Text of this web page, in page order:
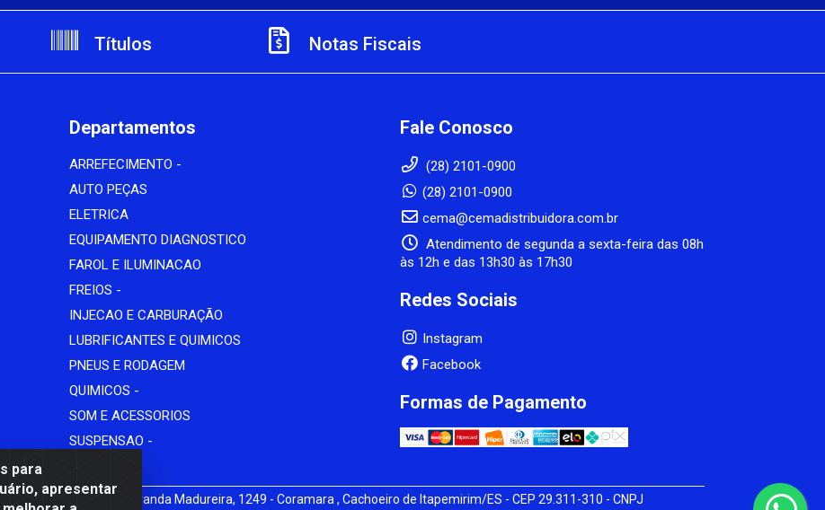
para
apresentar
Títulos Notas Fiscais
Departamentos
ARREFECIMENTO -
AUTO PEÇAS
ELETRICA
EQUIPAMENTO DIAGNOSTICO
FAROL E ILUMINACAO
FREIOS -
INJECAO E CARBURAÇÃO
LUBRIFICANTES E QUIMICOS
PNEUS E RODAGEM
QUIMICOS -
SOM E ACESSORIOS
SUSPENSAO -
Fale Conosco
(28) 2101-0900
(28) 2101-0900
cema@cemadistribuidora.com.br
Atendimento de segunda a sexta-feira das 08h
às 12h e das 13h30 às 17h30
Redes Sociais
Instagram
Facebook
Formas de Pagamento
Matriz - av Mauro Miranda Madureira, 1249 - Coramara , Cachoeiro de Itapemirim/ES - CEP 29.311-310 - CNPJ